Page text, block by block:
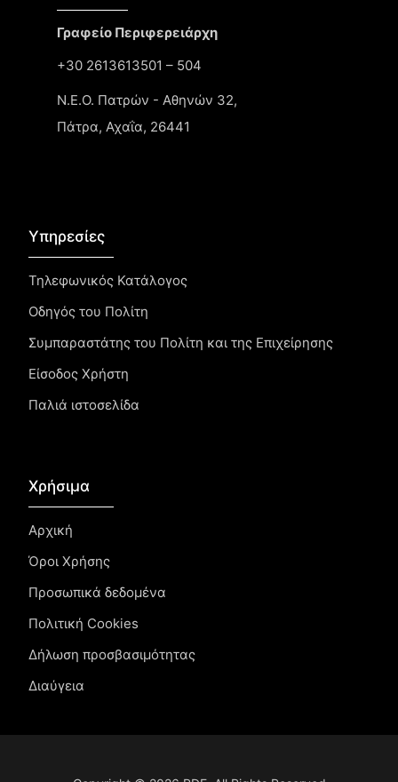
Γραφείο Περιφερειάρχη
+30 2613613501 – 504
Ν.Ε.Ο. Πατρών - Αθηνών 32,
Πάτρα, Αχαΐα, 26441
Υπηρεσίες
Τηλεφωνικός Κατάλογος
Οδηγός του Πολίτη
Συμπαραστάτης του Πολίτη και της Επιχείρησης
Είσοδος Χρήστη
Παλιά ιστοσελίδα
Χρήσιμα
Αρχική
Όροι Χρήσης
Προσωπικά δεδομένα
Πολιτική Cookies
Δήλωση προσβασιμότητας
Διαύγεια